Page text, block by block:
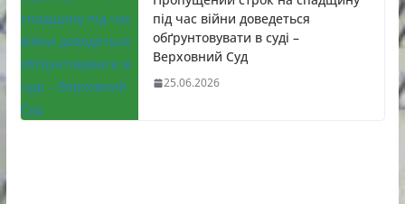
під час війни доведеться
обґрунтовувати в суді –
Верховний Суд
25.06.2026